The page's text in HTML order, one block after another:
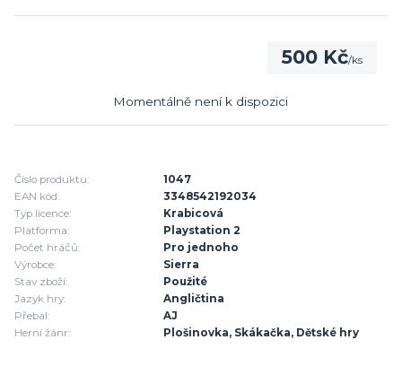
500 Kč/ks
Momentálně není k dispozici
Číslo produktu:
1047
EAN kód:
3348542192034
Typ licence:
Krabicová
Platforma:
Playstation 2
Počet hráčů:
Pro jednoho
Výrobce:
Sierra
Stav zboží:
Použité
Jazyk hry:
Angličtina
Přebal:
AJ
Herní žánr:
Plošinovka, Skákačka, Dětské hry